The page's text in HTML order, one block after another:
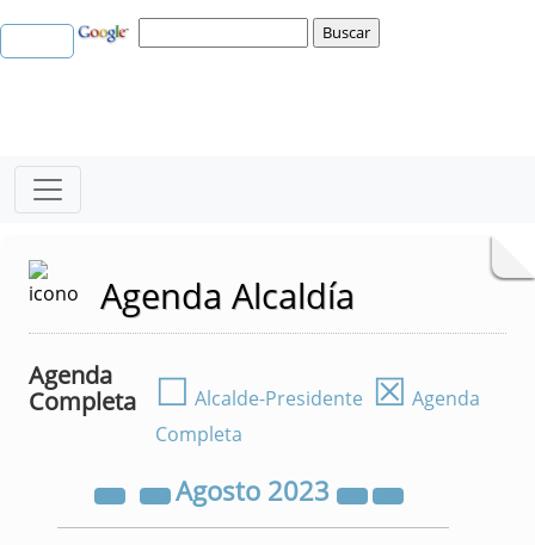
Agenda Alcaldía
Agenda
Completa
☐ Alcalde-Presidente ☒ Agenda
Completa
Agosto 2023